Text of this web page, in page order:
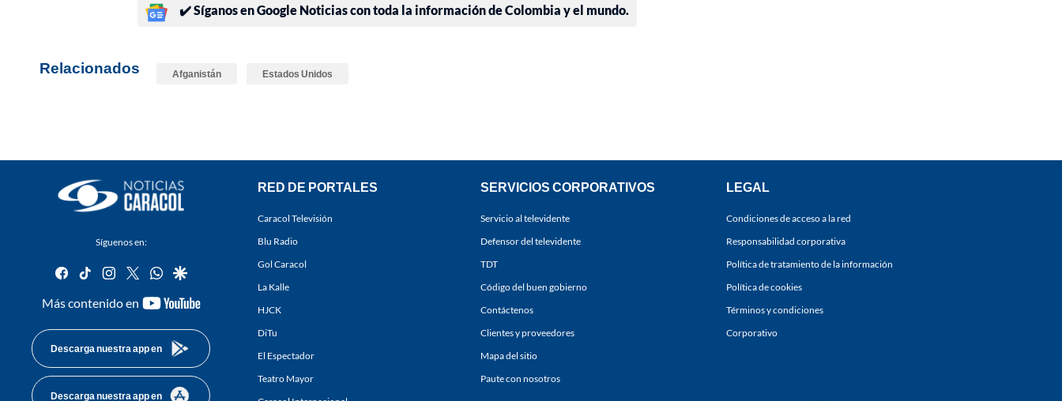
✔️ Síganos en Google Noticias con toda la información de Colombia y el mundo.
Relacionados Afganistán Estados Unidos
Síguenos en:
facebook
tiktok instagram
twitterwhatsapp
google
Más contenido en
youtube-
Descarga nuestra app en
Descarga nuestra app en
RED DE PORTALES
Caracol Televisión
Blu Radio
Gol Caracol
La Kalle
HJCK
DiTu
El Espectador
Teatro Mayor
SERVICIOS CORPORATIVOS
Servicio al televidente
Defensor del televidente
TDT
Código del buen gobierno
Contáctenos
Clientes y proveedores
Mapa del sitio
Paute con nosotros
LEGAL
Condiciones de acceso a la red
Responsabilidad corporativa
Política de tratamiento de la información
Política de cookies
Términos y condiciones
Corporativo